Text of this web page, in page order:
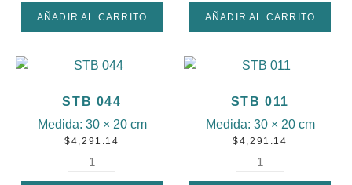
AÑADIR AL CARRITO AÑADIR AL CARRITO
STB 044
Medida: 30 × 20 cm
$4,291.14
STB 011
Medida: 30 × 20 cm
$4,291.14